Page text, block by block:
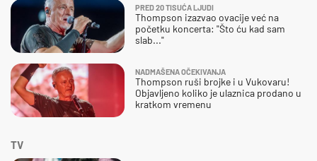
PRED 20 TISUĆA LJUDI
Thompson izazvao ovacije već na
početku koncerta: "Što ću kad sam
slab..."
NADMAŠENA OČEKIVANJA
Thompson ruši brojke i u Vukovaru!
Objavljeno koliko je ulaznica prodano u
kratkom vremenu
TV